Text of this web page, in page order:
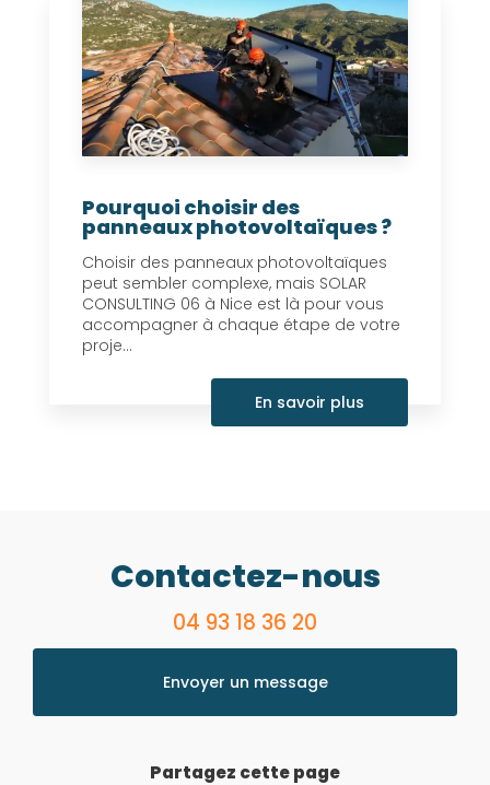
Pourquoi choisir des
panneaux photovoltaïques ?
Choisir des panneaux photovoltaïques
peut sembler complexe, mais SOLAR
CONSULTING 06 à Nice est là pour vous
accompagner à chaque étape de votre
proje...
En savoir plus
Contactez-nous
04 93 18 36 20
Envoyer un message
Partagez cette page